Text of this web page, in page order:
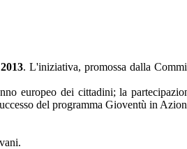
. L'iniziativa, promossa dalla
europeo dei cittadini; la
del programma Gioventù in